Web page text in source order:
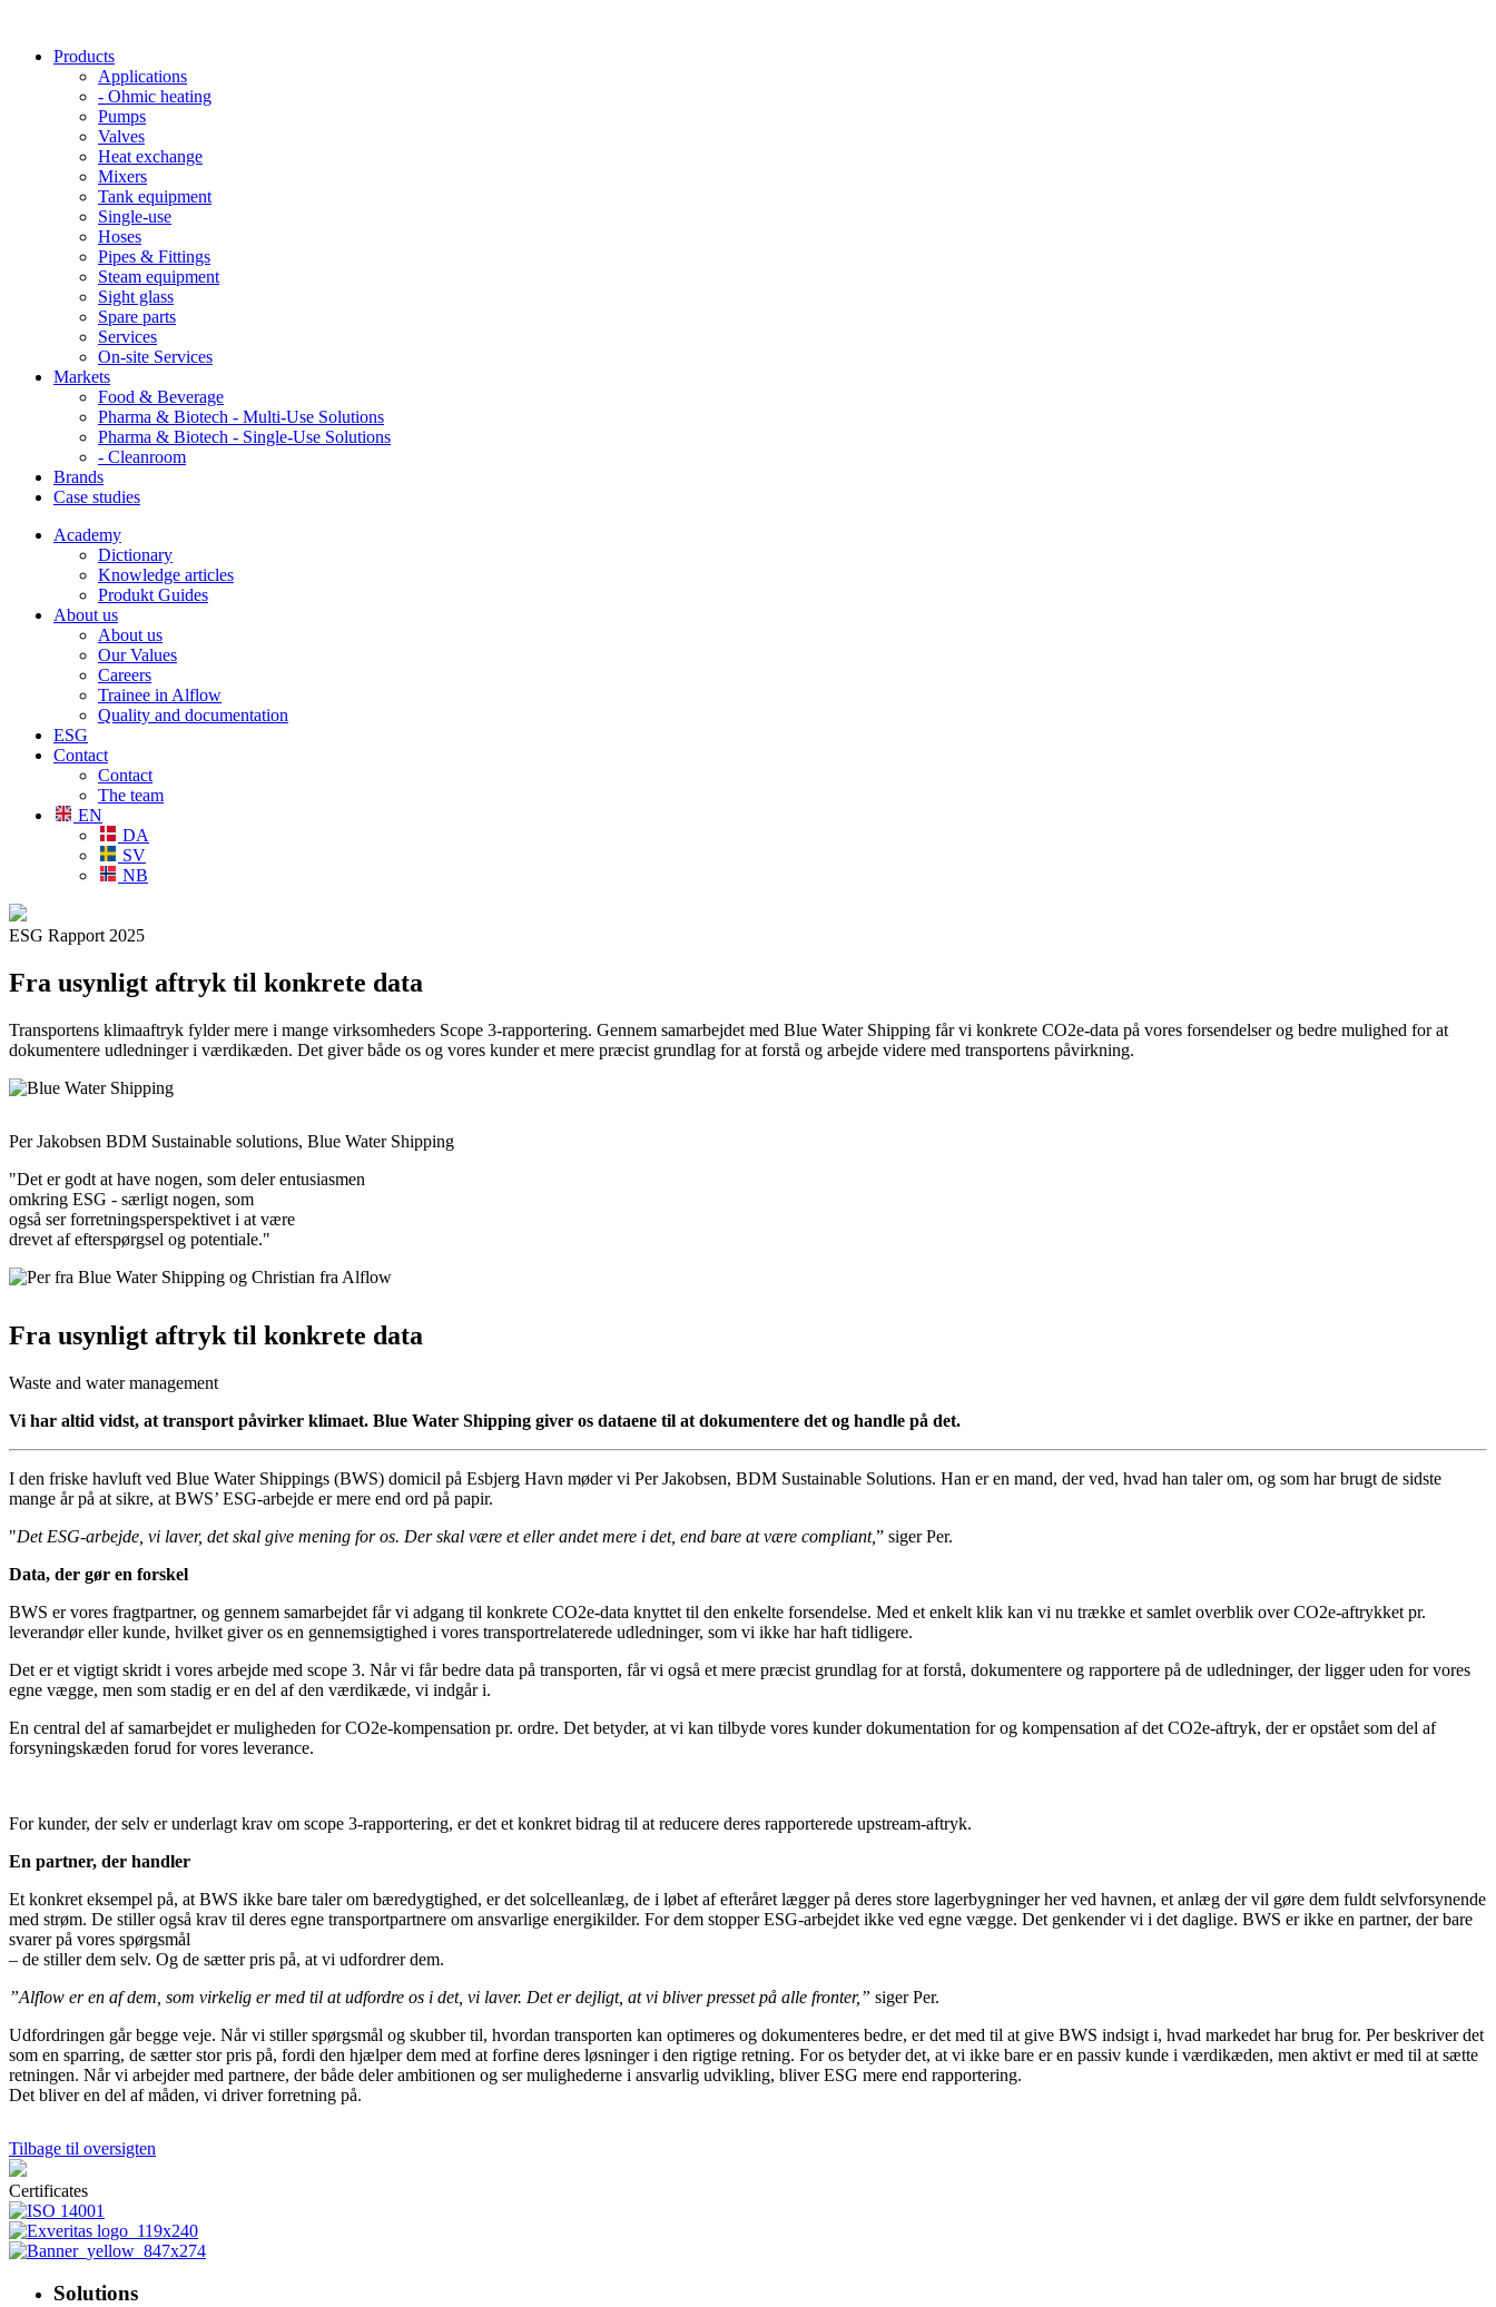
Products
Applications
- Ohmic heating
Pumps
Valves
Heat exchange
Mixers
Tank equipment
Single-use
Hoses
Pipes & Fittings
Steam equipment
Sight glass
Spare parts
Services
On-site Services
Markets
Food & Beverage
Pharma & Biotech - Multi-Use Solutions
Pharma & Biotech - Single-Use Solutions
- Cleanroom
Brands
Case studies
Academy
Dictionary
Knowledge articles
Produkt Guides
About us
About us
Our Values
Careers
Trainee in Alflow
Quality and documentation
ESG
Contact
Contact
The team
EN
DA
SV
NB
ESG Rapport 2025
Fra usynligt aftryk til konkrete data
Transportens klimaaftryk fylder mere i mange virksomheders Scope 3-rapportering. Gennem samarbejdet med Blue Water Shipping får vi konkrete CO2e-data på vores forsendelser og bedre mulighed for at
dokumentere udledninger i værdikæden. Det giver både os og vores kunder et mere præcist grundlag for at forstå og arbejde videre med transportens påvirkning.
Per Jakobsen BDM Sustainable solutions, Blue Water Shipping
"Det er godt at have nogen, som deler entusiasmen
omkring ESG - særligt nogen, som
også ser forretningsperspektivet i at være
drevet af efterspørgsel og potentiale."
Fra usynligt aftryk til konkrete data
Waste and water management
Vi har altid vidst, at transport påvirker klimaet. Blue Water Shipping giver os dataene til at dokumentere det og handle på det.
I den friske havluft ved Blue Water Shippings (BWS) domicil på Esbjerg Havn møder vi Per Jakobsen, BDM Sustainable Solutions. Han er en mand, der ved, hvad han taler om, og som har brugt de sidste
mange år på at sikre, at BWS’ ESG-arbejde er mere end ord på papir.
"Det ESG-arbejde, vi laver, det skal give mening for os. Der skal være et eller andet mere i det, end bare at være compliant,” siger Per.
Data, der gør en forskel
BWS er vores fragtpartner, og gennem samarbejdet får vi adgang til konkrete CO2e-data knyttet til den enkelte forsendelse. Med et enkelt klik kan vi nu trække et samlet overblik over CO2e-aftrykket pr.
leverandør eller kunde, hvilket giver os en gennemsigtighed i vores transportrelaterede udledninger, som vi ikke har haft tidligere.
Det er et vigtigt skridt i vores arbejde med scope 3. Når vi får bedre data på transporten, får vi også et mere præcist grundlag for at forstå, dokumentere og rapportere på de udledninger, der ligger uden for vores
egne vægge, men som stadig er en del af den værdikæde, vi indgår i.
En central del af samarbejdet er muligheden for CO2e-kompensation pr. ordre. Det betyder, at vi kan tilbyde vores kunder dokumentation for og kompensation af det CO2e-aftryk, der er opstået som del af
forsyningskæden forud for vores leverance.
For kunder, der selv er underlagt krav om scope 3-rapportering, er det et konkret bidrag til at reducere deres rapporterede upstream-aftryk.
En partner, der handler
Et konkret eksempel på, at BWS ikke bare taler om bæredygtighed, er det solcelleanlæg, de i løbet af efteråret lægger på deres store lagerbygninger her ved havnen, et anlæg der vil gøre dem fuldt selvforsynende
med strøm. De stiller også krav til deres egne transportpartnere om ansvarlige energikilder. For dem stopper ESG-arbejdet ikke ved egne vægge. Det genkender vi i det daglige. BWS er ikke en partner, der bare
svarer på vores spørgsmål
– de stiller dem selv. Og de sætter pris på, at vi udfordrer dem.
”Alflow er en af dem, som virkelig er med til at udfordre os i det, vi laver. Det er dejligt, at vi bliver presset på alle fronter,” siger Per.
Udfordringen går begge veje. Når vi stiller spørgsmål og skubber til, hvordan transporten kan optimeres og dokumenteres bedre, er det med til at give BWS indsigt i, hvad markedet har brug for. Per beskriver det
som en sparring, de sætter stor pris på, fordi den hjælper dem med at forfine deres løsninger i den rigtige retning. For os betyder det, at vi ikke bare er en passiv kunde i værdikæden, men aktivt er med til at sætte
retningen. Når vi arbejder med partnere, der både deler ambitionen og ser mulighederne i ansvarlig udvikling, bliver ESG mere end rapportering.
Det bliver en del af måden, vi driver forretning på.
Tilbage til oversigten
Certificates
Solutions